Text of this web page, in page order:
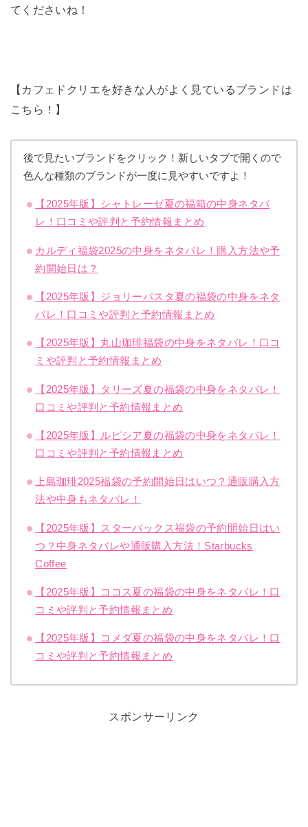
てくださいね！
【カフェドクリエを好きな人がよく見ているブランドは
こちら！】
後で見たいブランドをクリック！新しいタブで開くので
色んな種類のブランドが一度に見やすいですよ！
【2025年版】シャトレーゼ夏の福箱の中身ネタバ
レ！口コミや評判と予約情報まとめ
カルディ福袋2025の中身をネタバレ！購入方法や予
約開始日は？
【2025年版】ジョリーパスタ夏の福袋の中身をネタ
バレ！口コミや評判と予約情報まとめ
【2025年版】丸山珈琲福袋の中身をネタバレ！口コ
ミや評判と予約情報まとめ
【2025年版】タリーズ夏の福袋の中身をネタバレ！
口コミや評判と予約情報まとめ
【2025年版】ルピシア夏の福袋の中身をネタバレ！
口コミや評判と予約情報まとめ
上島珈琲2025福袋の予約開始日はいつ？通販購入方
法や中身もネタバレ！
【2025年版】スターバックス福袋の予約開始日はい
つ？中身ネタバレや通販購入方法！Starbucks
Coffee
【2025年版】ココス夏の福袋の中身をネタバレ！口
コミや評判と予約情報まとめ
【2025年版】コメダ夏の福袋の中身をネタバレ！口
コミや評判と予約情報まとめ
スポンサーリンク